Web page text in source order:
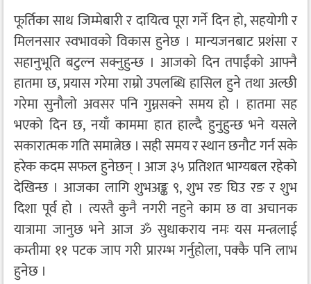
फूर्तिका साथ जिम्मेबारी र दायित्व पूरा गर्ने दिन हो, सहयोगी र
मिलनसार स्वभावको विकास हुनेछ । मान्यजनबाट प्रशंसा र
सहानुभूति बटुल्न सक्नुहुन्छ । आजको दिन तपाईंको आफ्नै
हातमा छ, प्रयास गरेमा राम्रो उपलब्धि हासिल हुने तथा अल्छी
गरेमा सुनौलो अवसर पनि गुम्नसक्ने समय हो । हातमा सह
भएको दिन छ, नयाँ काममा हात हाल्दै हुनुहुन्छ भने यसले
सकारात्मक गति समात्नेछ । सही समय र स्थान छनौट गर्न सके
हरेक कदम सफल हुनेछन् । आज ३५ प्रतिशत भाग्यबल रहेको
देखिन्छ । आजका लागि शुभअङ्क ९, शुभ रङ घिउ रङ र शुभ
दिशा पूर्व हो । त्यस्तै कुनै नगरी नहुने काम छ वा अचानक
यात्रामा जानुछ भने आज ॐ सुधाकराय नमः यस मन्त्रलाई
कम्तीमा ११ पटक जाप गरी प्रारम्भ गर्नुहोला, पक्कै पनि लाभ
हुनेछ ।